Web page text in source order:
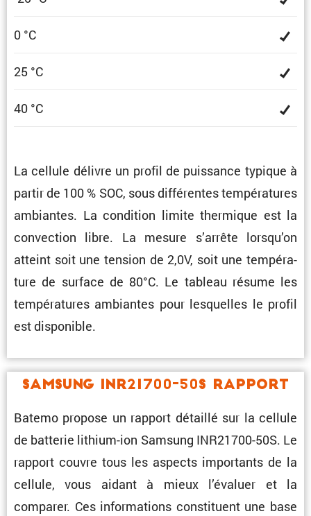
0 °C
25 °C
40 °C
La cellule délivre un profil de puissance typique à
partir de 100 % SOC, sous diffé­rentes tempé­ra­tures
ambiantes. La condi­tion limite thermique est la
convec­tion libre. La mesure s’arrête lorsqu’on
atteint soit une tension de 2,0V, soit une tempé­ra­
ture de surface de 80°C. Le tableau résume les
tempé­ra­tures ambiantes pour lesquelles le profil
est disponible.
Samsung INR21700-50S Rapport
Batemo propose un rapport détaillé sur la cellule
de batterie lithium-ion Samsung INR21700-50S. Le
rapport couvre tous les aspects impor­tants de la
cellule, vous aidant à mieux l’éva­luer et la
comparer. Ces infor­ma­tions consti­tuent une base